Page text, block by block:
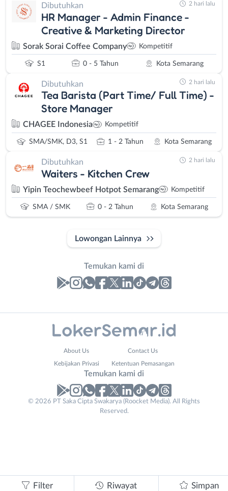
Dibutuhkan
HR Manager - Admin Finance -
Creative & Marketing Director
Sorak Sorai Coffee Company Kompetitif
S1 0 - 5 Tahun Kota Semarang
2 hari lalu
Dibutuhkan
Tea Barista (Part Time/ Full Time) -
Store Manager
CHAGEE Indonesia Kompetitif
SMA/SMK, D3, S1 1 - 2 Tahun Kota Semarang
2 hari lalu
Dibutuhkan
Waiters - Kitchen Crew
Yipin Teochewbeef Hotpot Semarang Kompetitif
SMA / SMK 0 - 2 Tahun Kota Semarang
2 hari lalu
Lowongan Lainnya
Temukan kami di
No. Telp /
Asisten
Grobogan
Filter Riwayat Simpan
About Us Contact Us
Kebijakan Privasi Ketentuan Pemasangan
Temukan kami di
© 2026 PT Saka Cipta Swakarya (Roocket Media). All Rights
Reserved.